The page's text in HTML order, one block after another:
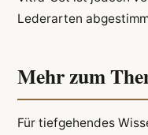
Lederarten
Mehr zum
Für tiefgehendes